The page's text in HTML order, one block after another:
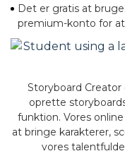
Det er gratis at
premium-konto for
Storyboard
oprette
funktion. Vores
at bringe karakterer,
vores